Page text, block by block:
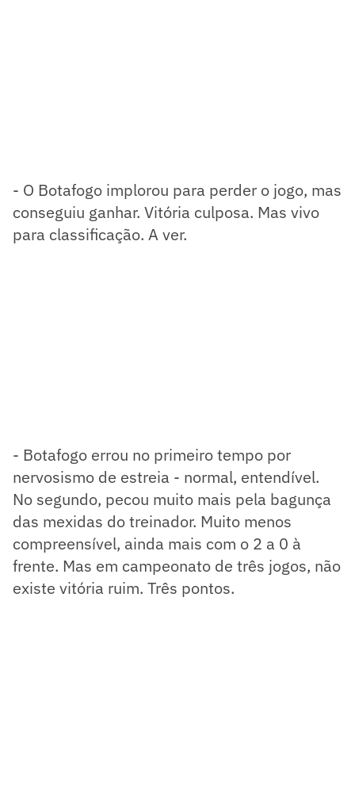
- O Botafogo implorou para perder o jogo, mas
conseguiu ganhar. Vitória culposa. Mas vivo
para classificação. A ver.
- Botafogo errou no primeiro tempo por
nervosismo de estreia - normal, entendível.
No segundo, pecou muito mais pela bagunça
das mexidas do treinador. Muito menos
compreensível, ainda mais com o 2 a 0 à
frente. Mas em campeonato de três jogos, não
existe vitória ruim. Três pontos.